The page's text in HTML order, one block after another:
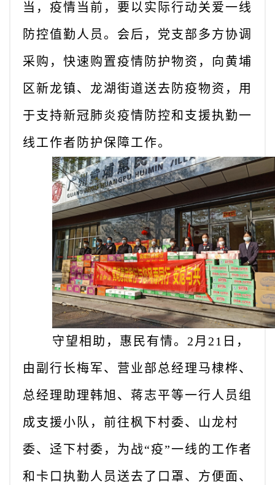
当，疫情当前，要以实际行动关爱一线
防控值勤人员。会后，党支部多方协调
采购，快速购置疫情防护物资，向黄埔
区新龙镇、龙湖街道送去防疫物资，用
于支持新冠肺炎疫情防控和支援执勤一
线工作者防护保障工作。
守望相助，惠民有情。2月21日，
由副行长梅军、营业部总经理马棣桦、
总经理助理韩旭、蒋志平等一行人员组
成支援小队，前往枫下村委、山龙村
委、迳下村委，为战“疫”一线的工作者
和卡口执勤人员送去了口罩、方便面、